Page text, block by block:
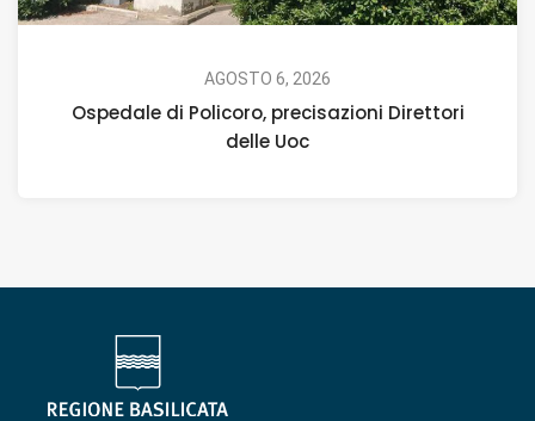
AGOSTO 6, 2026
Ospedale di Policoro, precisazioni Direttori
delle Uoc